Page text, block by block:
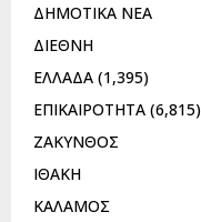
ΔΗΜΟΤΙΚΑ ΝΕΑ
ΔΙΕΘΝΗ
ΕΛΛΑΔΑ (1,395)
ΕΠΙΚΑΙΡΟΤΗΤΑ (6,815)
ΖΑΚΥΝΘΟΣ
ΙΘΑΚΗ
ΚΑΛΑΜΟΣ